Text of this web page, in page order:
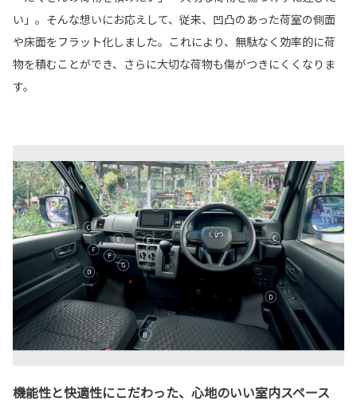
い」。そんな想いにお応えして、従来、凹凸のあった荷室の側面
や床面をフラット化しました。これにより、無駄なく効率的に荷
物を積むことができ、さらに大切な荷物も傷がつきにくくなりま
す。
機能性と快適性にこだわった、心地のいい室内スペース